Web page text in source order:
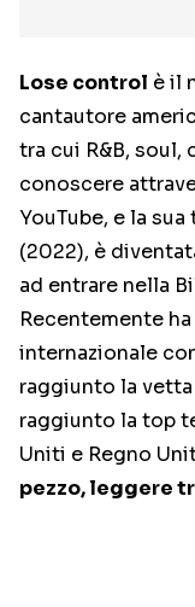
Lose control è il
cantautore
tra cui R&B,
conoscere
YouTube, e la
(2022), è
ad entrare nella
Recentemente
internazionale
raggiunto la
raggiunto la top
Uniti e Regno
pezzo, leggere